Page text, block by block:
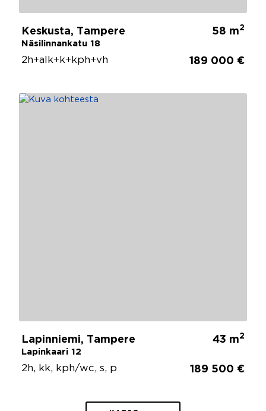
Keskusta, Tampere
Näsilinnankatu 18
58 m2
2h+alk+k+kph+vh 189 000 €
Lapinniemi, Tampere
Lapinkaari 12
43 m2
2h, kk, kph/wc, s, p 189 500 €